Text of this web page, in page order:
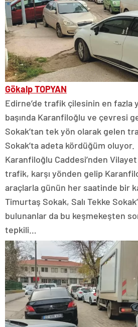
Gökalp TOPYAN
Edirne’de trafik çilesinin en fazla
başında Karanfiloğlu ve çevresi
Sokak’tan tek yön olarak gelen
Sokak’ta adeta kördüğüm oluyor.
Karanfiloğlu Caddesi’nden
trafik, karşı yönden gelip
araçlarla günün her saatinde bir
Timurtaş Sokak, Salı Tekke
bulunanlar da bu keşmekeşten
tepkili…